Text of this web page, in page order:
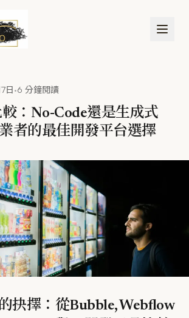
日·6 分鐘閱讀
：No-Code還是生成式
者的最佳開發平台選擇
抉擇：從Bubble, Webflow